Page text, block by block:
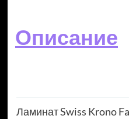
Описание
Ламинат Swiss Krono